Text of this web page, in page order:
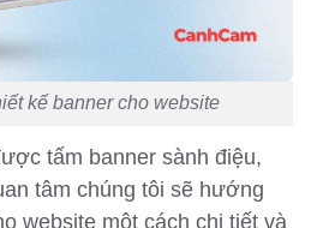
kế banner cho website
tấm banner sành điệu,
tâm chúng tôi sẽ hướng
website một cách chi tiết và